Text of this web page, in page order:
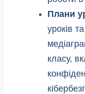
Плани
уроків
класу,